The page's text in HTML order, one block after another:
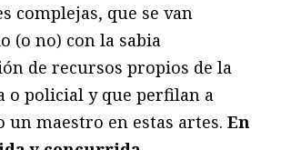
complejas, que se van
(o no) con la sabia
de recursos propios de la
o policial y que perfilan a
un maestro en estas artes. En